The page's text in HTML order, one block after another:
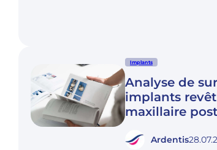
Implants
Analyse de
implants
maxillaire
Ardentis